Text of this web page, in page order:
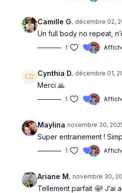
Camille G. décembre 02,
Un full body no repeat,
1
Cynthia D. décembre 01,
Merci 🙏
1
Maylina novembre 30,
Super entrainement !
1
Ariane M. novembre 30,
Tellement parfait 🤩! J’ai